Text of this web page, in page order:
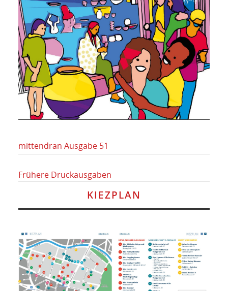
mittendran Ausgabe 51
Frühere Druckausgaben
KIEZPLAN